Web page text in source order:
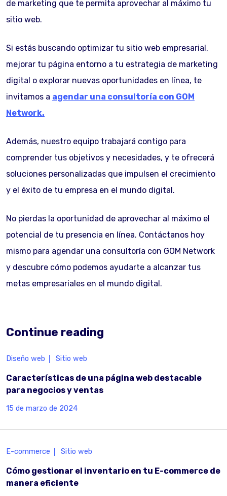
de marketing que te permita aprovechar al máximo tu
sitio web.
Si estás buscando optimizar tu sitio web empresarial,
mejorar tu página entorno a tu estrategia de marketing
digital o explorar nuevas oportunidades en línea, te
invitamos a agendar una consultoría con GOM
Network.
Además, nuestro equipo trabajará contigo para
comprender tus objetivos y necesidades, y te ofrecerá
soluciones personalizadas que impulsen el crecimiento
y el éxito de tu empresa en el mundo digital.
No pierdas la oportunidad de aprovechar al máximo el
potencial de tu presencia en línea. Contáctanos hoy
mismo para agendar una consultoría con GOM Network
y descubre cómo podemos ayudarte a alcanzar tus
metas empresariales en el mundo digital.
Continue reading
Diseño web Sitio web
Características de una página web destacable
para negocios y ventas
15 de marzo de 2024
E-commerce Sitio web
Cómo gestionar el inventario en tu E-commerce de
manera eficiente